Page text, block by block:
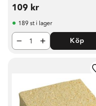
109 kr
189 st i lager
Köp